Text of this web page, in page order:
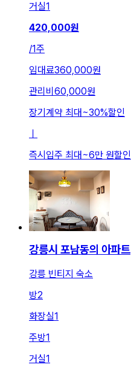
거실1
420,000원
/1주
임대료360,000원
관리비 60,000원
장기계약 최대 ~30%할인
즉시입주 최대 ~6만 원할인
강릉시 포남동의 아파트
강릉 빈티지 숙소
방2
화장실1
주방1
거실1